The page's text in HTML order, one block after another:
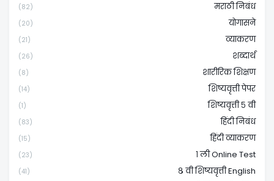
मराठी निबंध
(82)
योगासने
(20)
व्याकरण
(21)
शब्दार्थ
(26)
शारीरिक शिक्षण
(8)
शिष्यवृत्ती पेपर
(14)
शिष्यवृत्ती ५ वी
(1)
हिंदी निबंध
(83)
हिंदी व्याकरण
(15)
१ ली Online Test
(23)
८ वी शिष्यवृत्ती English
(41)